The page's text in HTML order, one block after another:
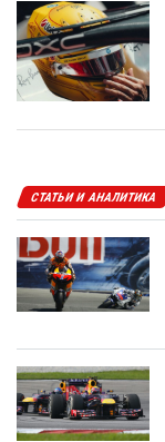
СТАТЬИ И АНАЛИТИКА